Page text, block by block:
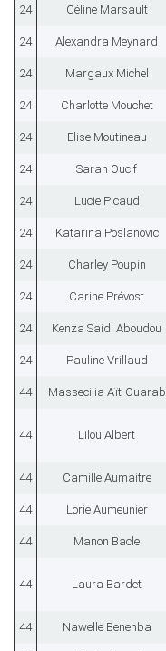
24 Céline Marsault
24 Alexandra Meynard
24 Margaux Michel
24 Charlotte Mouchet
24 Elise Moutineau
24 Sarah Oucif
24 Lucie Picaud
24 Katarina Poslanovic
24 Charley Poupin
24 Carine Prévost
24 Kenza Saidi Aboudou
24 Pauline Vrillaud
44 Massecilia Aït-Ouarab
44 Lilou Albert
44 Camille Aumaitre
44 Lorie Aumeunier
44 Manon Bacle
44 Laura Bardet
44 Nawelle Benehba